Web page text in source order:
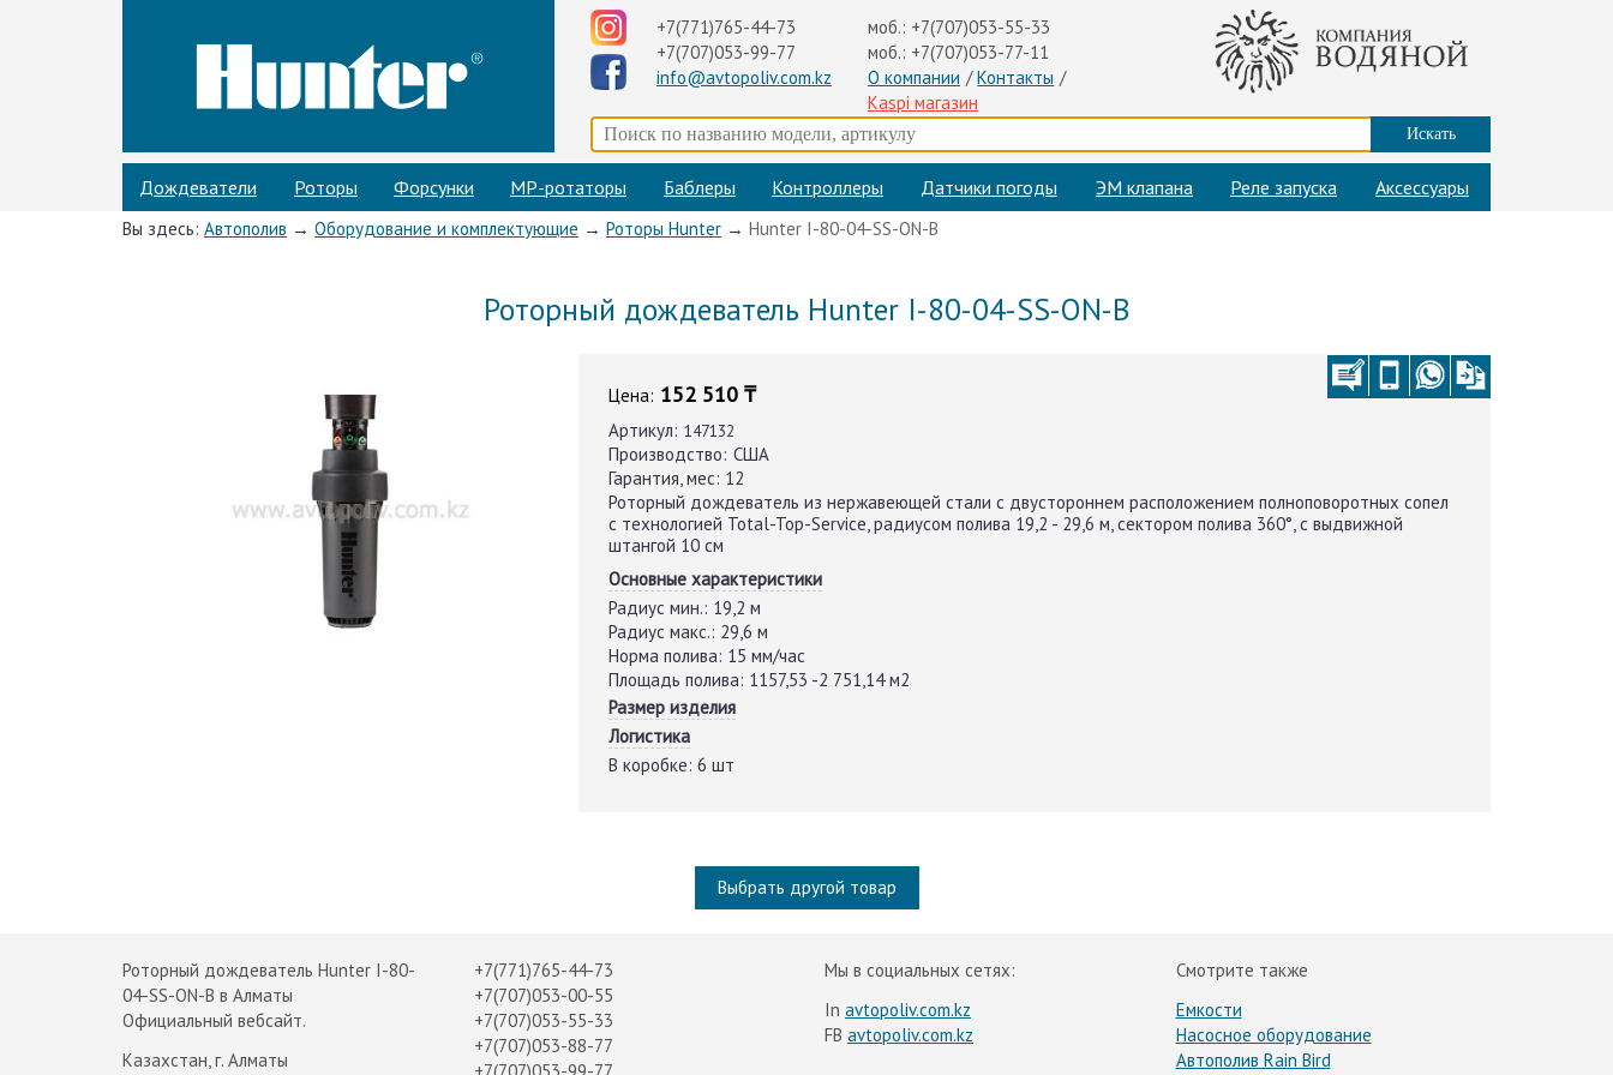
+7(771)765-44-73
+7(707)053-99-77
info@avtopoliv.com.kz
моб.: +7(707)053-55-33
моб.: +7(707)053-77-11
О компании /Контакты /
Kaspi магазин
Дождеватели Роторы Форсунки МP-ротаторы Баблеры Контроллеры Датчики погоды ЭМ клапана Реле запуска Аксессуары
Вы здесь: Автополив → Оборудование и комплектующие → Роторы Hunter → Hunter I-80-04-SS-ON-B
Роторный дождеватель Hunter I-80-04-SS-ON-B
Цена: 152 510 ₸
Артикул: 147132
Производство: США
Гарантия, мес: 12
Роторный дождеватель из нержавеющей стали с двустороннем расположением полноповоротных сопел
с технологией Total-Top-Service, радиусом полива 19,2 - 29,6 м, сектором полива 360°, с выдвижной
штангой 10 см
Основные характеристики
Радиус мин.: 19,2 м
Радиус макс.: 29,6 м
Норма полива: 15 мм/час
Площадь полива: 1157,53 -2 751,14 м2
Размер изделия
Логистика
В коробке: 6 шт
Выбрать другой товар
Роторный дождеватель Hunter I-80-
04-SS-ON-B в Алматы
Официальный вебсайт.
Казахстан, г. Алматы
+7(771)765-44-73
+7(707)053-00-55
+7(707)053-55-33
+7(707)053-88-77
+7(707)053-99-77
Мы в социальных сетях:
In avtopoliv.com.kz
FB avtopoliv.com.kz
Смотрите также
Емкости
Насосное оборудование
Автополив Rain Bird